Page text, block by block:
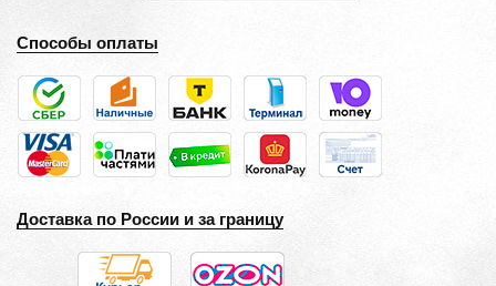
Способы оплаты
Доставка по России и за границу